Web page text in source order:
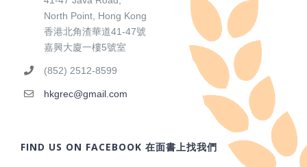
North Point, Hong Kong
香港北角渣華道41-47號
嘉興大廈一樓5號室
(852) 2512-8599
hkgrec@gmail.com
FIND US ON FACEBOOK 在面書上找我們